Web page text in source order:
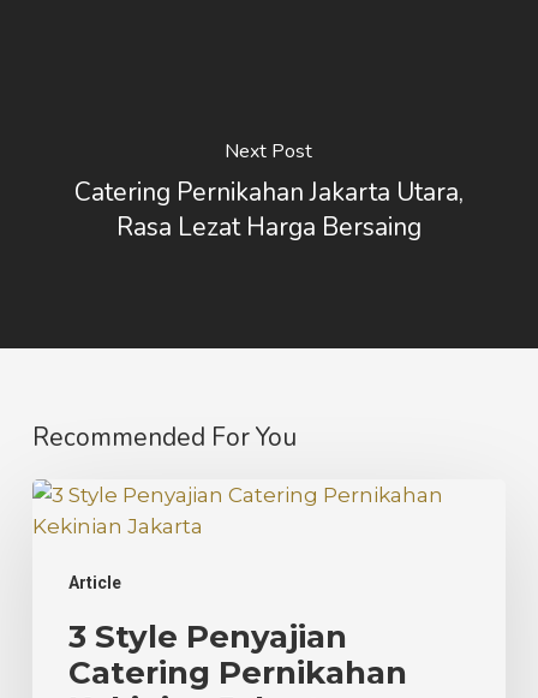
Next Post
Catering Pernikahan Jakarta Utara,
Rasa Lezat Harga Bersaing
Recommended For You
Article
3
Style
Catering
Kekinian
Jakarta
3 Style Penyajian
Catering Pernikahan